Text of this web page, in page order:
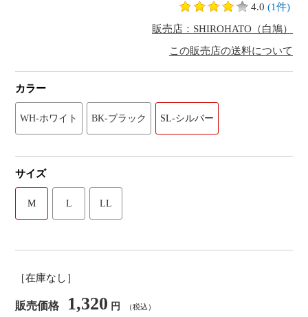
4.0 (1件)
販売店：SHIROHATO（白鳩）
この販売店の送料について
カラー
WH-ホワイト BK-ブラック SL-シルバー
サイズ
M L LL
［在庫なし］
販売価格 1,320 円 （税込）